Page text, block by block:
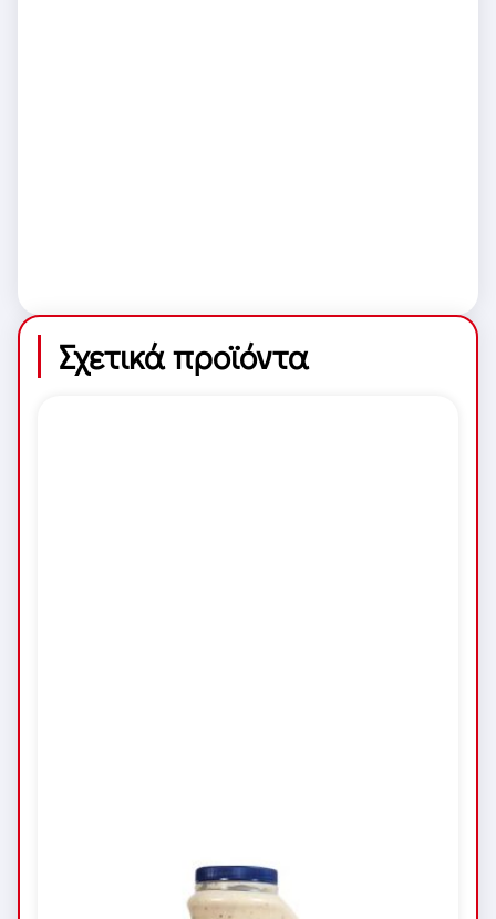
Σχετικά προϊόντα